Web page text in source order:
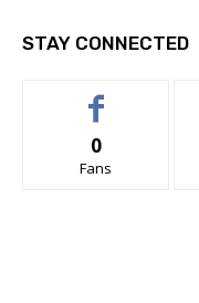
STAY CONNECTED
0
Fans